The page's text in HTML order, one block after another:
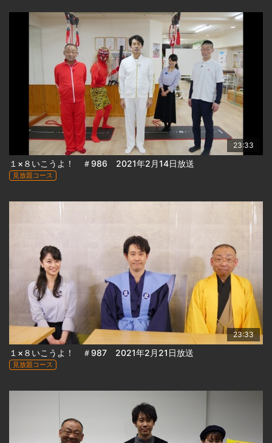
23:33
１×８いこうよ！ ＃986 2021年2月14日放送
見放題コース
23:33
１×８いこうよ！ ＃987 2021年2月21日放送
見放題コース